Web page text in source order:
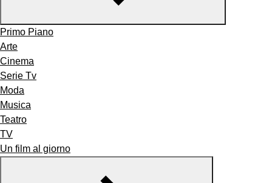
Primo Piano
Arte
Cinema
Serie Tv
Moda
Musica
Teatro
TV
Un film al giorno